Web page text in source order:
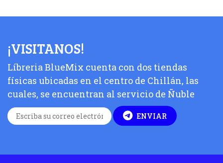
¡VISITANOS!
Líbreria BlueMix cuenta con dos tiendas
físicas ubicadas en el centro de Chillán, las
cuales, se encuentran al servicio de Ñuble
ENVIAR